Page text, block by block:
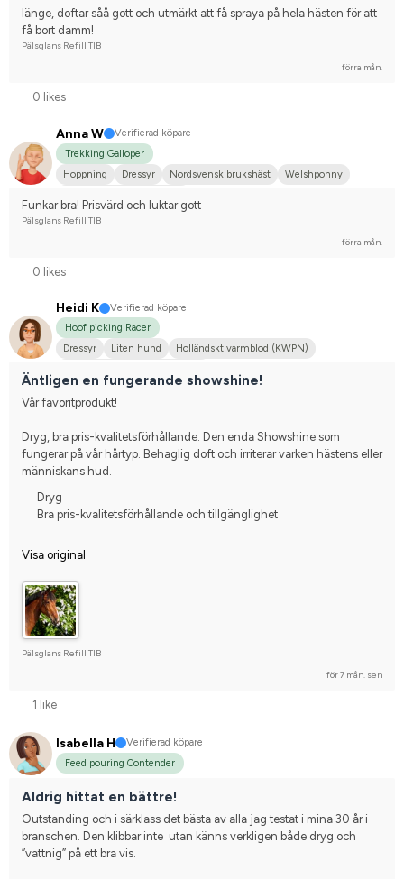
länge, doftar såå gott och utmärkt att få spraya på hela hästen för att
få bort damm!
Pälsglans Refill TIB
förra mån.
0 likes
Anna W
Verifierad köpare
Trekking Galloper
Hoppning
Dressyr Nordsvensk brukshäst
Welshponny
Funkar bra! Prisvärd och luktar gott
Pälsglans Refill TIB
förra mån.
0 likes
Heidi K
Verifierad köpare
Hoof picking Racer
Dressyr
Liten hund
Holländskt varmblod (KWPN)
Äntligen en fungerande showshine!
Vår favoritprodukt!
Dryg, bra pris-kvalitetsförhållande. Den enda Showshine som
fungerar på vår hårtyp. Behaglig doft och irriterar varken hästens eller
människans hud.
Dryg
Bra pris-kvalitetsförhållande och tillgänglighet
Visa original
Pälsglans Refill TIB
för 7 mån. sen
1 like
Isabella H
Verifierad köpare
Feed pouring Contender
Aldrig hittat en bättre!
Outstanding och i särklass det bästa av alla jag testat i mina 30 år i
branschen. Den klibbar inte  utan känns verkligen både dryg och
”vattnig” på ett bra vis.